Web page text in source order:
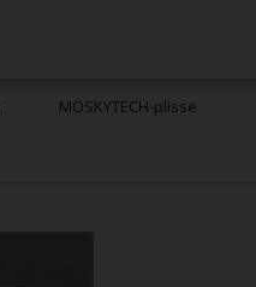
MOSKYTECH-plisse